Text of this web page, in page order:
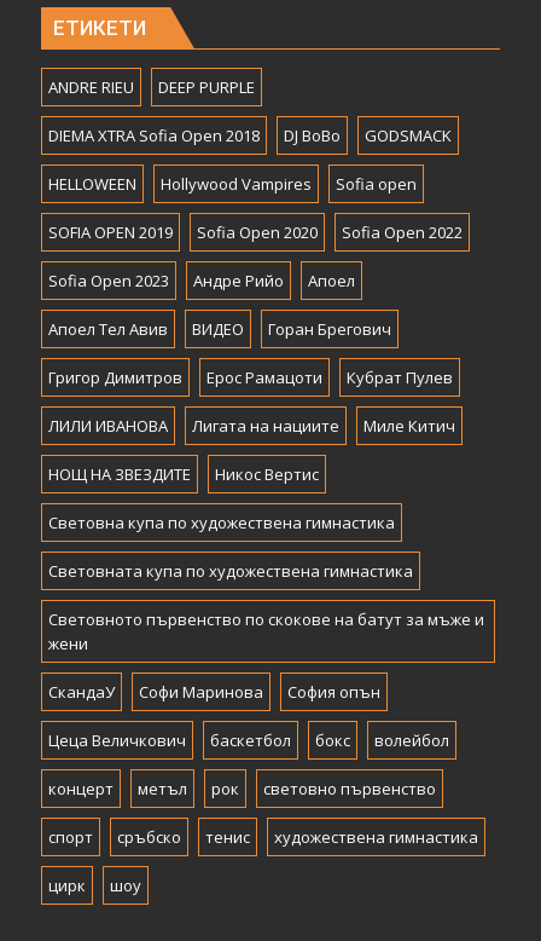
ЕТИКЕТИ
ANDRE RIEU DEEP PURPLE
DIEMA XTRA Sofia Open 2018 DJ BoBo GODSMACK
HELLOWEEN Hollywood Vampires Sofia open
SOFIA OPEN 2019 Sofia Open 2020 Sofia Open 2022
Sofia Open 2023 Андре Рийо Апоел
Апоел Тел Авив ВИДЕО Горан Брегович
Григор Димитров Ерос Рамацоти Кубрат Пулев
ЛИЛИ ИВАНОВА Лигата на нациите Миле Китич
НОЩ НА ЗВЕЗДИТЕ Никос Вертис
Световна купа по художествена гимнастика
Световната купа по художествена гимнастика
Световното първенство по скокове на батут за мъже и
жени
СкандаУ Софи Маринова София опън
Цеца Величкович баскетбол бокс волейбол
концерт метъл рок световно първенство
спорт сръбско тенис художествена гимнастика
цирк шоу